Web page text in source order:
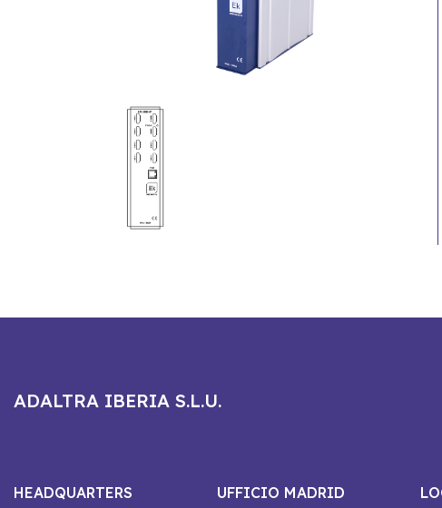
ADALTRA IBERIA S.L.U.
HEADQUARTERS UFFICIO MADRID